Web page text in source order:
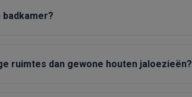
ruimtes dan gewone houten jaloezieën?